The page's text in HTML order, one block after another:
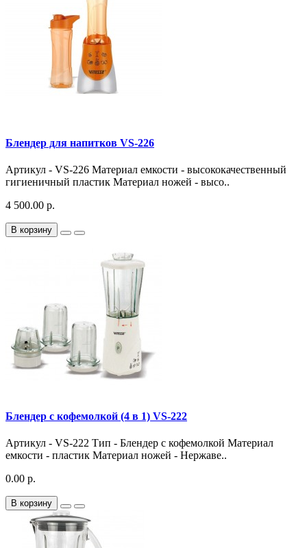
Блендер для напитков VS-226
Артикул - VS-226 Материал емкости - высококачественный
гигиеничный пластик Материал ножей - высо..
4 500.00 р.
В корзину
Блендер с кофемолкой (4 в 1) VS-222
Артикул - VS-222 Тип - Блендер с кофемолкой Материал
емкости - пластик Материал ножей - Нержаве..
0.00 р.
В корзину